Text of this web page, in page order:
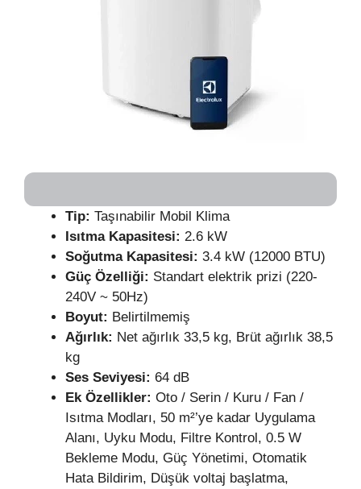
Tip: Taşınabilir Mobil Klima
Isıtma Kapasitesi: 2.6 kW
Soğutma Kapasitesi: 3.4 kW (12000 BTU)
Güç Özelliği: Standart elektrik prizi (220-
240V ~ 50Hz)
Boyut: Belirtilmemiş
Ağırlık: Net ağırlık 33,5 kg, Brüt ağırlık 38,5
kg
Ses Seviyesi: 64 dB
Ek Özellikler: Oto / Serin / Kuru / Fan /
Isıtma Modları, 50 m²’ye kadar Uygulama
Alanı, Uyku Modu, Filtre Kontrol, 0.5 W
Bekleme Modu, Güç Yönetimi, Otomatik
Hata Bildirim, Düşük voltaj başlatma,